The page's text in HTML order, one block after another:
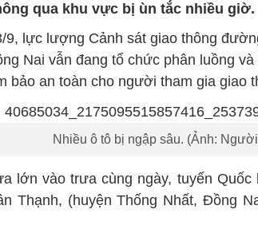
qua khu vực bị ùn tắc nhiều giờ.
9, lực lượng Cảnh sát giao thông
Nai vẫn đang tổ chức phân luồng
bảo an toàn cho người tham gia giao
Nhiều ô tô bị ngập sâu. (Ảnh:
lớn vào trưa cùng ngày, tuyến Quốc
Thạnh, (huyện Thống Nhất, Đồng